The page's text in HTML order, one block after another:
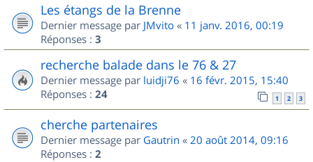
Les étangs de la Brenne
Dernier message par JMvito « 11 janv. 2016, 00:19
Réponses : 3
recherche balade dans le 76 & 27
Dernier message par luidji76 « 16 févr. 2015, 15:40
Réponses : 24 1 2 3
cherche partenaires
Dernier message par Gautrin « 20 août 2014, 09:16
Réponses : 2